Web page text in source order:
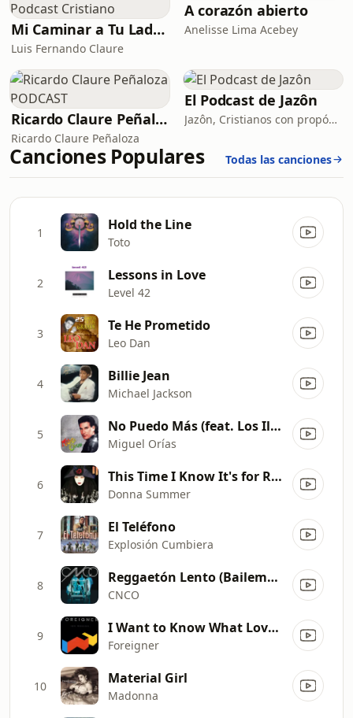
Mi Caminar a Tu Lado Podcast Cristiano
Luis Fernando Claure
A corazón abierto
Anelisse Lima Acebey
Ricardo Claure Peñaloza PODCAST
Ricardo Claure Peñaloza
El Podcast de Jazôn
Jazôn, Cristianos con propósito
Canciones Populares Todas las canciones
1 Hold the Line
Toto
2 Lessons in Love
Level 42
3 Te He Prometido
Leo Dan
4 Billie Jean
Michael Jackson
5 No Puedo Más (feat. Los Ilegales)
Miguel Orías
6 This Time I Know It's for Real
Donna Summer
7 El Teléfono
Explosión Cumbiera
8 Reggaetón Lento (Bailemos)
CNCO
9 I Want to Know What Love Is
Foreigner
10 Material Girl
Madonna